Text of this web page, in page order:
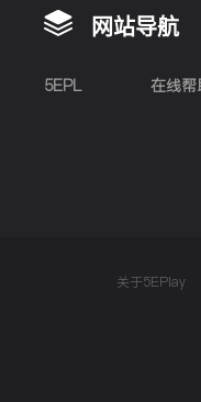
网站导航
5EPL 在线帮
关于5EPlay